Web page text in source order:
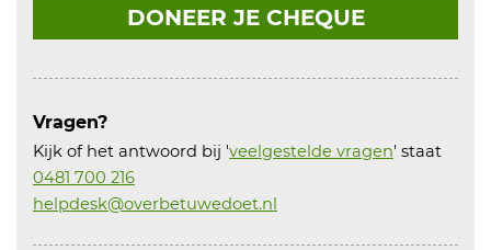
DONEER JE CHEQUE
Vragen?
Kijk of het antwoord bij 'veelgestelde vragen' staat
0481 700 216
helpdesk@overbetuwedoet.nl